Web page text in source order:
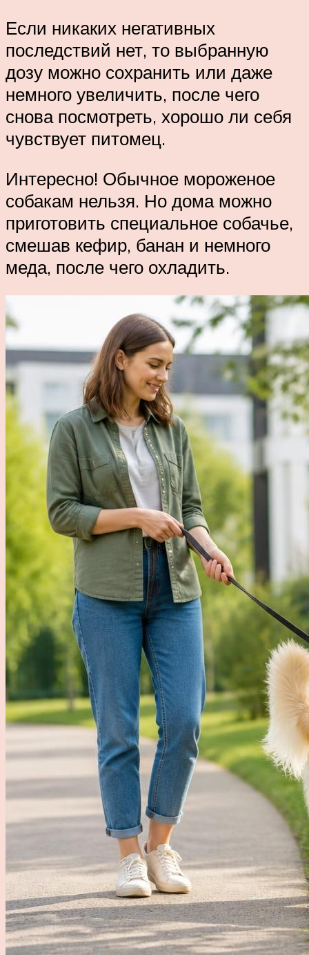
Если никаких негативных
последствий нет, то выбранную
дозу можно сохранить или даже
немного увеличить, после чего
снова посмотреть, хорошо ли себя
чувствует питомец.
Интересно! Обычное мороженое
собакам нельзя. Но дома можно
приготовить специальное собачье,
смешав кефир, банан и немного
меда, после чего охладить.